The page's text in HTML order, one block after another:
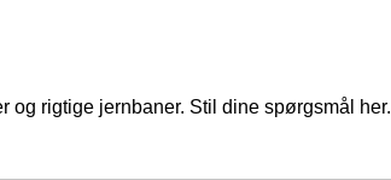
og rigtige jernbaner. Stil dine spørgsmål her.